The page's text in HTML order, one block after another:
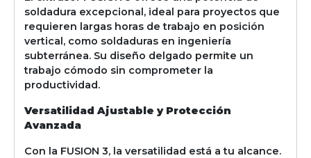
soldadura excepcional, ideal para proyectos que
requieren largas horas de trabajo en posición
vertical, como soldaduras en ingeniería
subterránea. Su diseño delgado permite un
trabajo cómodo sin comprometer la
productividad.
Versatilidad Ajustable y Protección
Avanzada
Con la FUSION 3, la versatilidad está a tu alcance.